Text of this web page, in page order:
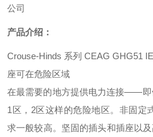
公司
产品介绍：
Crouse-Hinds 系列 CEAG GHG51
座可在危险区域
在最需要的地方提供电力连接——即
1区，2区这样的危险地区。非固定
求一般较高。坚固的插头和插座以